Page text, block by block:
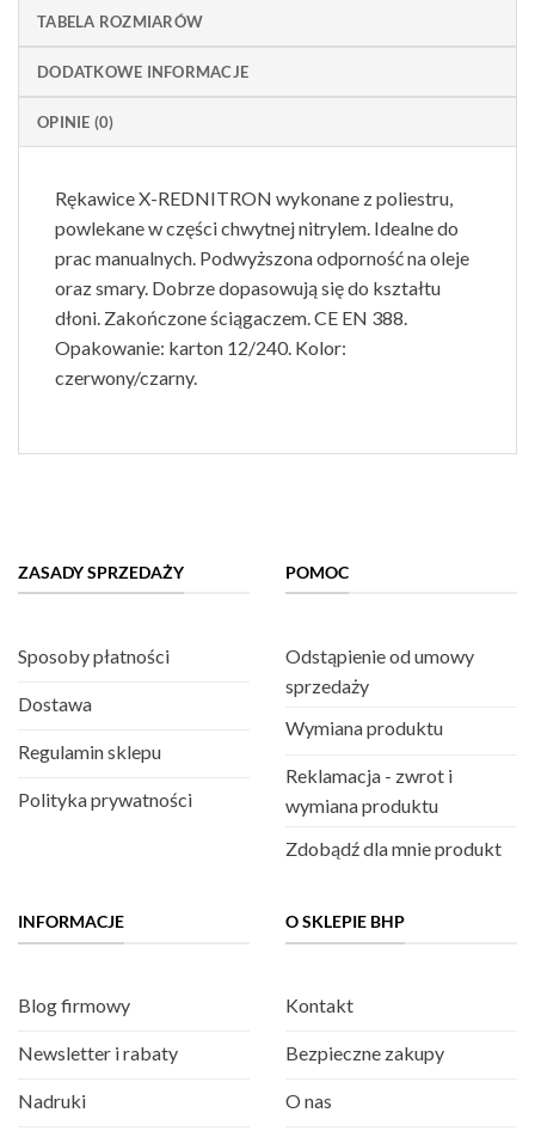
TABELA ROZMIARÓW
DODATKOWE INFORMACJE
OPINIE (0)
Rękawice X-REDNITRON wykonane z poliestru,
powlekane w części chwytnej nitrylem. Idealne do
prac manualnych. Podwyższona odporność na oleje
oraz smary. Dobrze dopasowują się do kształtu
dłoni. Zakończone ściągaczem. CE EN 388.
Opakowanie: karton 12/240. Kolor:
czerwony/czarny.
ZASADY SPRZEDAŻY
Sposoby płatności
Dostawa
Regulamin sklepu
Polityka prywatności
POMOC
Odstąpienie od umowy
sprzedaży
Wymiana produktu
Reklamacja - zwrot i
wymiana produktu
Zdobądź dla mnie produkt
INFORMACJE
Blog firmowy
Newsletter i rabaty
Nadruki
O SKLEPIE BHP
Kontakt
Bezpieczne zakupy
O nas